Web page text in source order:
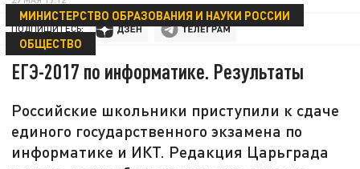
МИНИСТЕРСТВО ОБРАЗОВАНИЯ И НАУКИ РОССИИ
ОБЩЕСТВО
ПОДПИШИТЕСЬ:
ЕГЭ-2017 по информатике. Результаты
Российские школьники приступили к сдаче
единого государственного экзамена по
информатике и ИКТ. Редакция Царьграда